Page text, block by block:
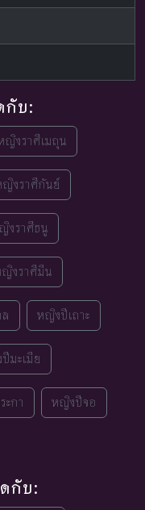
กับ:
ญิงราศีเมถุน
งราศีกันย์
งราศีธนู
งราศีมีน
หญิงปีเถาะ
มะเมีย
กา หญิงปีจอ
กับ: